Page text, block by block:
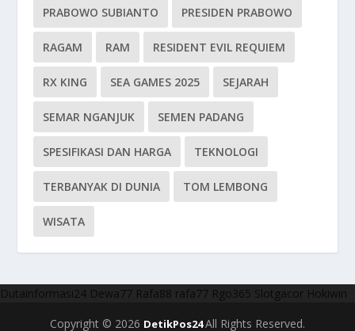
PRABOWO SUBIANTO PRESIDEN PRABOWO
RAGAM RAM RESIDENT EVIL REQUIEM
RX KING SEA GAMES 2025 SEJARAH
SEMAR NGANJUK SEMEN PADANG
SPESIFIKASI DAN HARGA TEKNOLOGI
TERBANYAK DI DUNIA TOM LEMBONG
WISATA
Dutainformasi24 Dewa77 Rafa88 rafa77 Rgo365 Slotgacor Hokiwin
Copyright © 2026 DetikPos24All Rights Reserved.